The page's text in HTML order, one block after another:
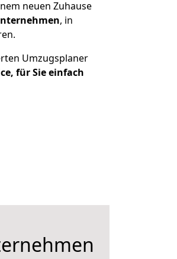
neuen Zuhause
, in
Umzugsplaner
für Sie einfach